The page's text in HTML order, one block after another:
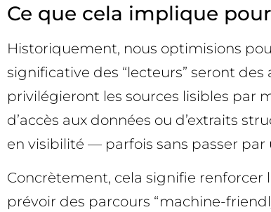
Ce que cela implique
Historiquement, nous optimisions
significative des “lecteurs” seront
privilégieront les sources lisibles par
d’accès aux données ou d’extraits
en visibilité — parfois sans passer par
Concrètement, cela signifie renforcer
prévoir des parcours “machine-